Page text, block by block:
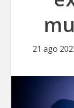
21 ago